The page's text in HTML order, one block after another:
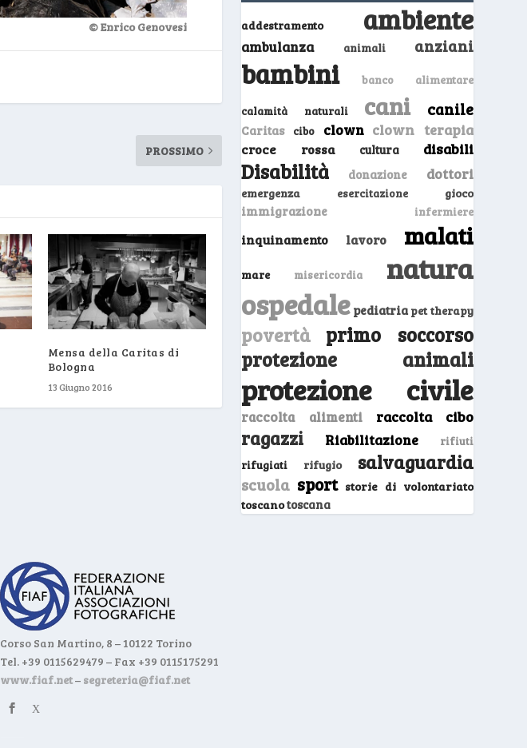
© Enrico Genovesi
PROSSIMO
Mensa della Caritas di
Bologna
13 Giugno 2016
addestramento ambiente
ambulanza animali anziani
bambini banco alimentare
calamità naturali cani canile
Caritas cibo clown clown terapia
croce rossa cultura disabili
Disabilità donazione dottori
emergenza esercitazione gioco
immigrazione infermiere
inquinamento lavoro malati
mare misericordia natura
ospedale pediatria pet therapy
povertà
primo soccorso
protezione animali
protezione civile
raccolta alimenti raccolta cibo
ragazzi Riabilitazione
rifiuti
rifugiati
rifugio salvaguardia
scuola sport storie di volontariato
toscanotoscana
Corso San Martino, 8 – 10122 Torino
Tel. +39 0115629479 – Fax +39 0115175291
www.fiaf.net– segreteria@fiaf.net